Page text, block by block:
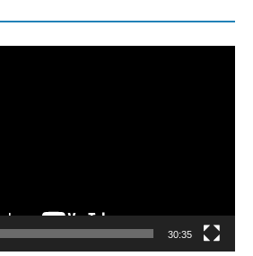
30:35